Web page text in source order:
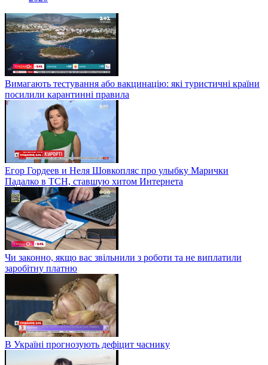
Вимагають тестування або вакцинацію: які туристичні країни
посилили карантинні правила
Егор Гордеев и Неля Шовкопляс про улыбку Марички
Падалко в ТСН, ставшую хитом Интернета
Чи законно, якщо вас звільнили з роботи та не виплатили
заробітну платню
В Україні прогнозують дефіцит часнику